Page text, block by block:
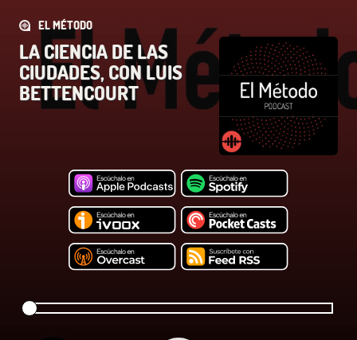
EL MÉTODO
LA CIENCIA DE LAS
CIUDADES, CON LUIS
BETTENCOURT